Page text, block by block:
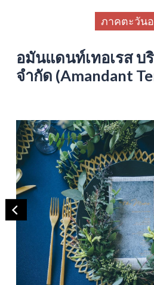
ภาคตะวัน
อมันแดนท์เทอเรส บ
จำกัด (Amandant